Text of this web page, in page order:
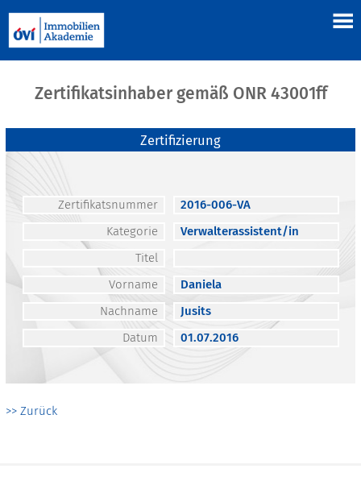
Zertifikatsinhaber gemäß ONR 43001ff
Zertifizierung
Zertifikatsnummer
2016-006-VA
Kategorie
Verwalterassistent/in
Titel
Vorname
Daniela
Nachname
Jusits
Datum
01.07.2016
>> Zurück